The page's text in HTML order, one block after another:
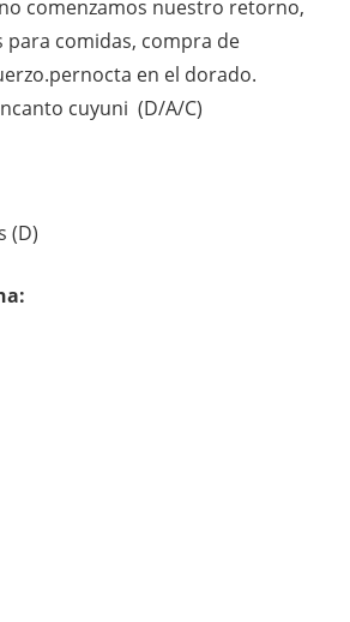
comenzamos nuestro retorno,
para comidas, compra de
en el dorado.
cuyuni (D/A/C)
(D)